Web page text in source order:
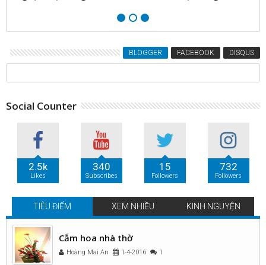
BLOGGER FACEBOOK DISQUS
Social Counter
2.5k
Likes
340
Subscribes
15
Followers
732
Followers
TIÊU ĐIỂM XEM NHIỀU KINH NGUYỆN
Cắm hoa nhà thờ
Hoàng Mai An 1-4-2016 1